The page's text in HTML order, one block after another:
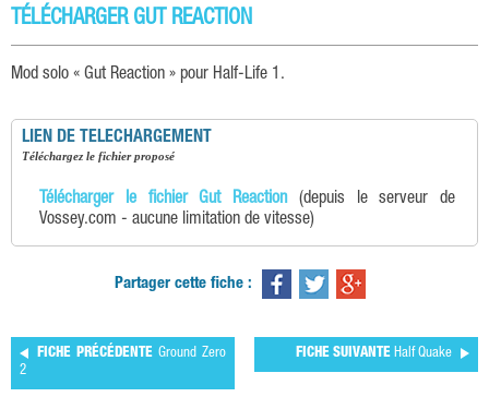
TÉLÉCHARGER GUT REACTION
Mod solo « Gut Reaction » pour Half-Life 1.
LIEN DE TELECHARGEMENT
téléchargez le fichier proposé
Télécharger le fichier Gut Reaction(depuis le serveur de
Vossey.com - aucune limitation de vitesse)
Partager cette fiche :
FICHE PRÉCÉDENTE Ground Zero
2
FICHE SUIVANTE Half Quake